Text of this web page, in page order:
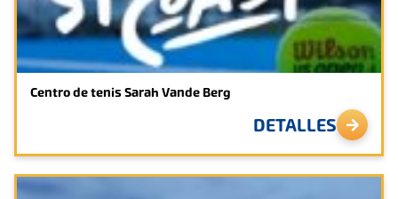
Centro de tenis Sarah Vande Berg
DETALLES